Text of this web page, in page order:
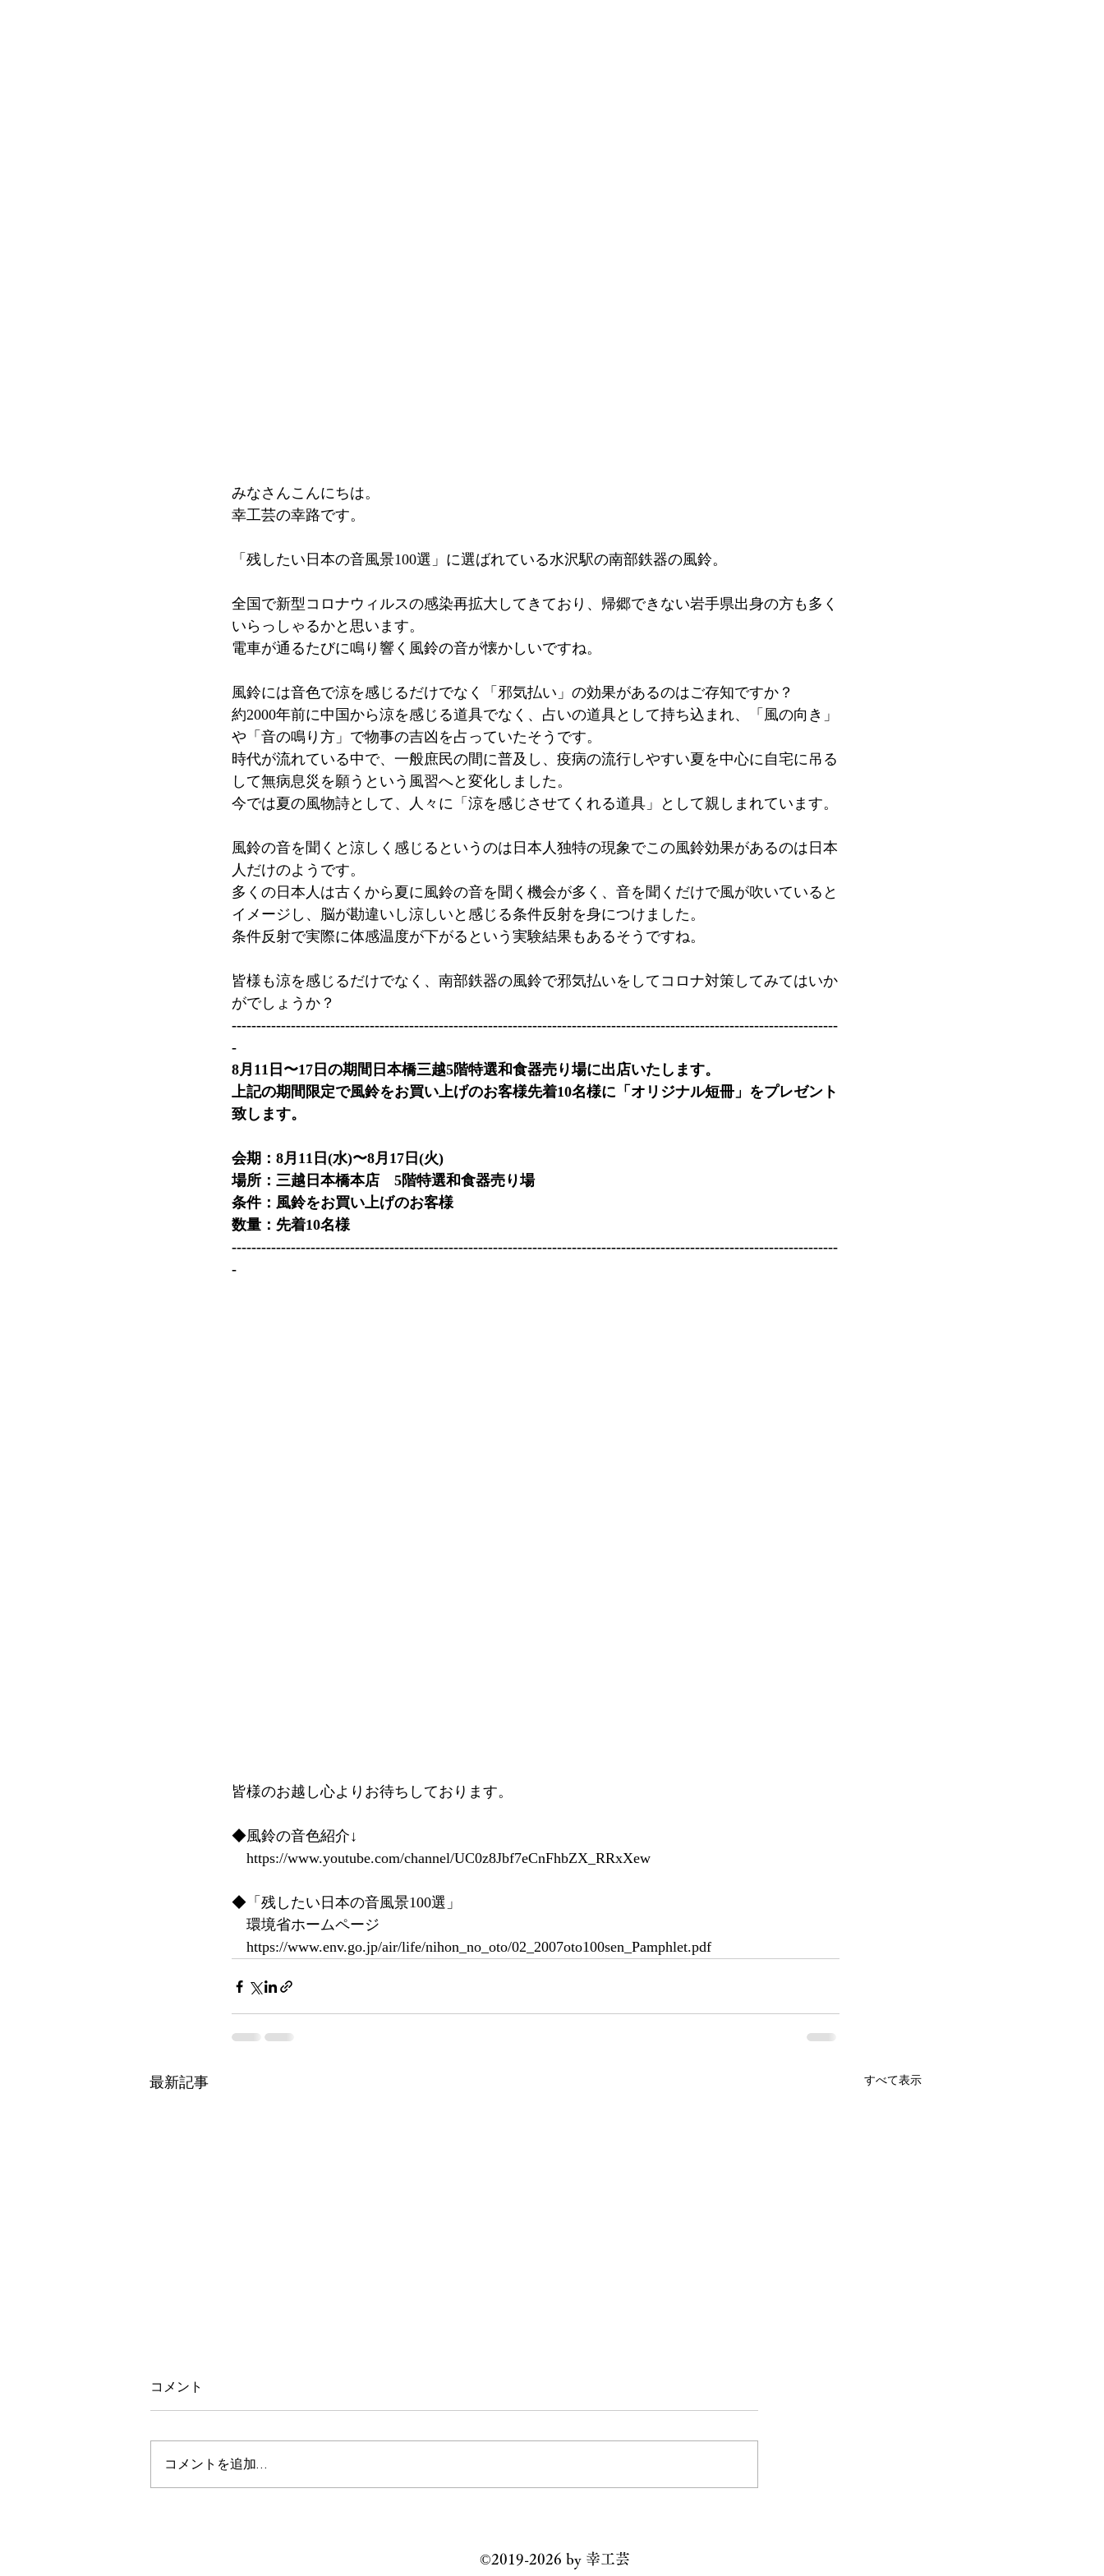
みなさんこんにちは。
幸工芸の幸路です。
「残したい日本の音風景100選」に選ばれている水沢駅の南部鉄器の風鈴。
全国で新型コロナウィルスの感染再拡大してきており、帰郷できない岩手県出身の方も多く
いらっしゃるかと思います。
電車が通るたびに鳴り響く風鈴の音が懐かしいですね。
風鈴には音色で涼を感じるだけでなく「邪気払い」の効果があるのはご存知ですか？
約2000年前に中国から涼を感じる道具でなく、占いの道具として持ち込まれ、「風の向き」
や「音の鳴り方」で物事の吉凶を占っていたそうです。
時代が流れている中で、一般庶民の間に普及し、疫病の流行しやすい夏を中心に自宅に吊る
して無病息災を願うという風習へと変化しました。
今では夏の風物詩として、人々に「涼を感じさせてくれる道具」として親しまれています。
風鈴の音を聞くと涼しく感じるというのは日本人独特の現象でこの風鈴効果があるのは日本
人だけのようです。
多くの日本人は古くから夏に風鈴の音を聞く機会が多く、音を聞くだけで風が吹いていると
イメージし、脳が勘違いし涼しいと感じる条件反射を身につけました。
条件反射で実際に体感温度が下がるという実験結果もあるそうですね。
皆様も涼を感じるだけでなく、南部鉄器の風鈴で邪気払いをしてコロナ対策してみてはいか
がでしょうか？
---------------------------------------------------------------------------------------------------------------------------
-
8月11日〜17日の期間日本橋三越5階特選和食器売り場に出店いたします。
上記の期間限定で風鈴をお買い上げのお客様先着10名様に「オリジナル短冊」をプレゼント
致します。
会期：8月11日(水)〜8月17日(火)
場所：三越日本橋本店　5階特選和食器売り場
条件：風鈴をお買い上げのお客様
数量：先着10名様
---------------------------------------------------------------------------------------------------------------------------
-
皆様のお越し心よりお待ちしております。
◆風鈴の音色紹介↓
https://www.youtube.com/channel/UC0z8Jbf7eCnFhbZX_RRxXew
◆「残したい日本の音風景100選」
環境省ホームページ
https://www.env.go.jp/air/life/nihon_no_oto/02_2007oto100sen_Pamphlet.pdf
最新記事 すべて表示
コメント
コメントを追加…
©️2019-2026 by 幸工芸